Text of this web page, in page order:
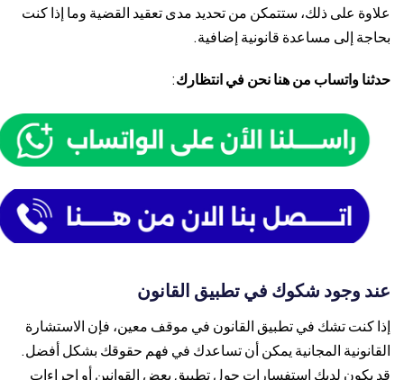
علاوة على ذلك، ستتمكن من تحديد مدى تعقيد القضية وما إذا كنت
بحاجة إلى مساعدة قانونية إضافية.
حدثنا واتساب من هنا نحن في انتظارك:
عند وجود شكوك في تطبيق القانون
إذا كنت تشك في تطبيق القانون في موقف معين، فإن الاستشارة
القانونية المجانية يمكن أن تساعدك في فهم حقوقك بشكل أفضل.
قد يكون لديك استفسارات حول تطبيق بعض القوانين أو إجراءات